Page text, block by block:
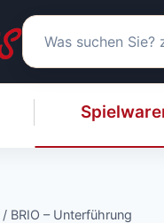
/ BRIO – Unterführung